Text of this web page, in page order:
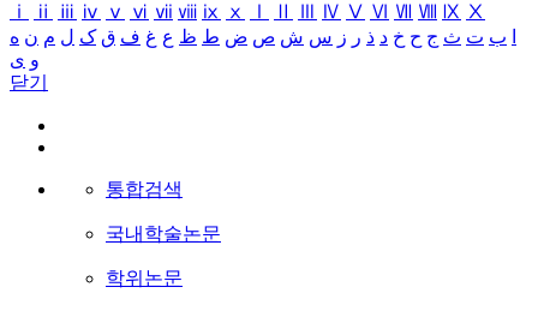
ⅰ
ⅱ ⅲ ⅳ ⅴ ⅵ ⅶ ⅷ ⅸ ⅹ Ⅳ Ⅴ Ⅵ Ⅶ Ⅷ Ⅸ Ⅹ
ب ت ث ج ح خ د ذ ر ز س ش ص ض ط ظ ع غ ف ق ک ل م ن ه
و ی
닫기
통합검색
국내학술논문
학위논문